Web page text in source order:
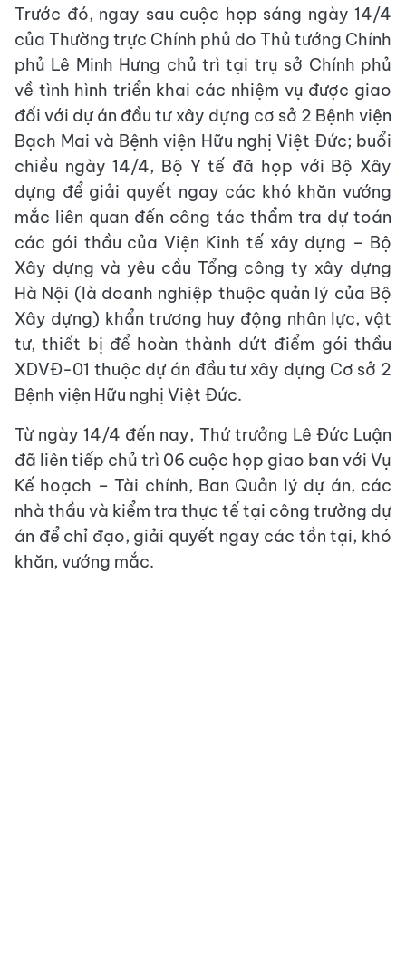
Trước đó, ngay sau cuộc họp sáng ngày 14/4
của Thường trực Chính phủ do Thủ tướng Chính
phủ Lê Minh Hưng chủ trì tại trụ sở Chính phủ
về tình hình triển khai các nhiệm vụ được giao
đối với dự án đầu tư xây dựng cơ sở 2 Bệnh viện
Bạch Mai và Bệnh viện Hữu nghị Việt Đức; buổi
chiều ngày 14/4, Bộ Y tế đã họp với Bộ Xây
dựng để giải quyết ngay các khó khăn vướng
mắc liên quan đến công tác thẩm tra dự toán
các gói thầu của Viện Kinh tế xây dựng – Bộ
Xây dựng và yêu cầu Tổng công ty xây dựng
Hà Nội (là doanh nghiệp thuộc quản lý của Bộ
Xây dựng) khẩn trương huy động nhân lực, vật
tư, thiết bị để hoàn thành dứt điểm gói thầu
XDVĐ-01 thuộc dự án đầu tư xây dựng Cơ sở 2
Bệnh viện Hữu nghị Việt Đức.
Từ ngày 14/4 đến nay, Thứ trưởng Lê Đức Luận
đã liên tiếp chủ trì 06 cuộc họp giao ban với Vụ
Kế hoạch – Tài chính, Ban Quản lý dự án, các
nhà thầu và kiểm tra thực tế tại công trường dự
án để chỉ đạo, giải quyết ngay các tồn tại, khó
khăn, vướng mắc.